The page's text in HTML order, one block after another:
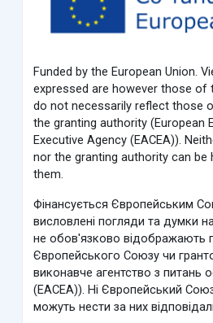
Funded by the European Union.
expressed are however those of
do not necessarily reflect those
the granting authority (European
Executive Agency (EACEA)).
nor the granting authority can be
them.
Фінансується Європейським
висловлені погляди та думки
не обов'язково відображають
Європейського Союзу чи
виконавче агентство з питань
(ЕАСЕА)). Ні Європейський
можуть нести за них